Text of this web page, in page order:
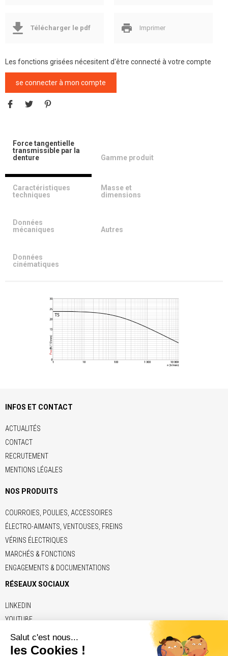
Télécharger le pdf Imprimer
Les fonctions grisées nécesitent d'être connecté à votre compte
se connecter à mon compte
Force tangentielle
transmissible par la
denture
Gamme produit
Caractéristiques
techniques
Masse et
dimensions
Données
mécaniques
Autres
Données
cinématiques
INFOS ET CONTACT
ACTUALITÉS
CONTACT
RECRUTEMENT
MENTIONS LÉGALES
NOS PRODUITS
COURROIES, POULIES, ACCESSOIRES
ÉLECTRO-AIMANTS, VENTOUSES, FREINS
VÉRINS ÉLECTRIQUES
MARCHÉS & FONCTIONS
ENGAGEMENTS & DOCUMENTATIONS
RÉSEAUX SOCIAUX
LINKEDIN
YOUTUBE
LIENS